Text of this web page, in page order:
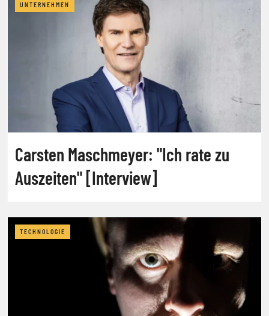
UNTERNEHMEN
Carsten Maschmeyer: "Ich rate zu
Auszeiten" [Interview]
TECHNOLOGIE